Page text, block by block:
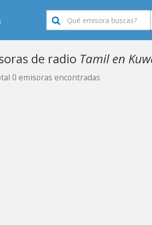
de radio Tamil en
0 emisoras encontradas